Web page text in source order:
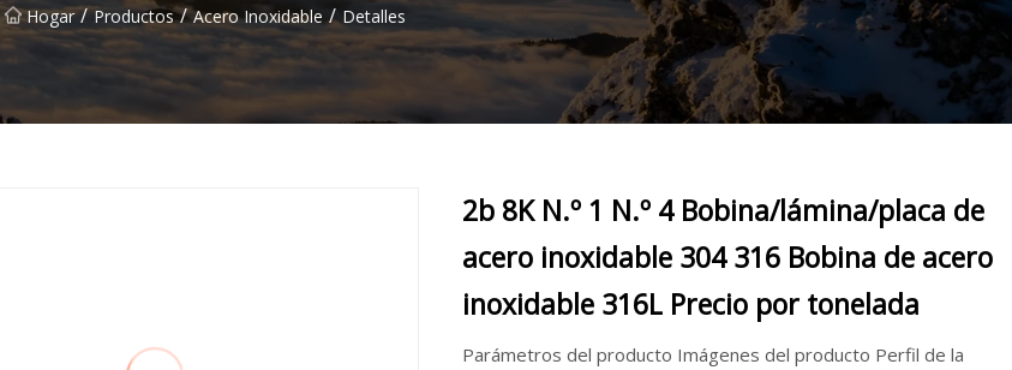
Hogar / Productos / Acero Inoxidable / Detalles
2b 8K N.º 1 N.º 4 Bobina/lámina/placa de
acero inoxidable 304 316 Bobina de acero
inoxidable 316L Precio por tonelada
Parámetros del producto Imágenes del producto Perfil de la